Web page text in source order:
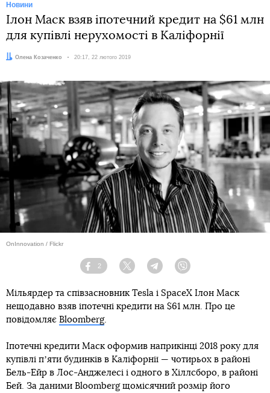
Новини
Ілон Маск взяв іпотечний кредит на $61 млн
для купівлі нерухомості в Каліфорнії
Автор:
Олена Козаченко Дата:
20:17, 22 лютого 2019
OnInnovation / Flickr
Facebook
2
Twitter TelegramViber
Мільярдер та співзасновник Tesla і SpaceX Ілон Маск
нещодавно взяв іпотечні кредити на $61 млн. Про це
повідомляє Bloomberg.
Іпотечні кредити Маск оформив наприкінці 2018 року для
купівлі пʼяти будинків в Каліфорнії — чотирьох в районі
Бель-Ейр в Лос-Анджелесі і одного в Хіллсборо, в районі
Бей. За даними Bloomberg щомісячний розмір його